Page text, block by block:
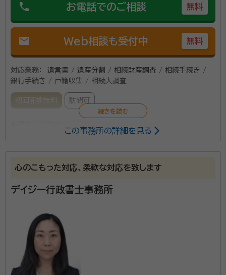
phone お電話でのご相談 無料
mail Web相談も受付中 無料
対応業務：
遺言書 / 遺産分割 / 相続財産調査 / 相続手続き /
銀行手続き / 戸籍収集 / 相続人調査
初回面談無料 訪問可
経歴： お気楽にご相談ください！
服部脩（ハットリユウ）
特定行政書士
信頼関係を育んでまいりました。そして、これからも誠実と信頼をモットー
に、お客様、従業員、社会に貢献してまいります。
アベニールの理念 私たちは、超高齢社会の中にあって、
高齢者とその家族が抱える不安の解消に努めます。 そし
て、高齢者の皆様が人生の最後を前向きに、積極的に生
この事務所の詳細を見る
心のこもった対応、柔軟な対応を致します
デイジー行政書士事務所